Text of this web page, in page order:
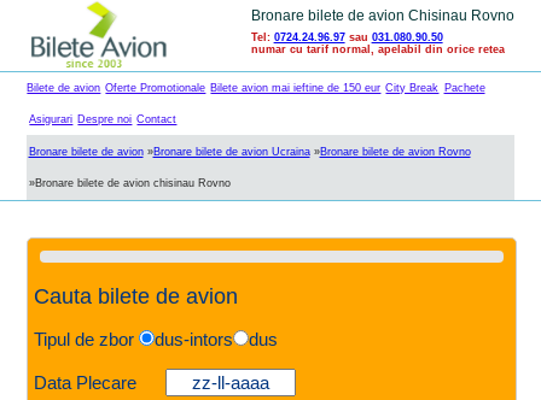
Bronare bilete de avion Chisinau Rovno
Tel: 0724.24.96.97sau 031.080.90.50
numar cu tarif normal, apelabil din orice retea
Bilete de avion Oferte Promotionale Bilete avion mai ieftine de 150 eur City Break Pachete
Asigurari Despre noi Contact
Bronare bilete de avion»Bronare bilete de avion Ucraina»Bronare bilete de avion Rovno
»Bronare bilete de avion chisinau Rovno
Cauta bilete de avion
Tipul de zbor dus-intors dus
Data Plecare